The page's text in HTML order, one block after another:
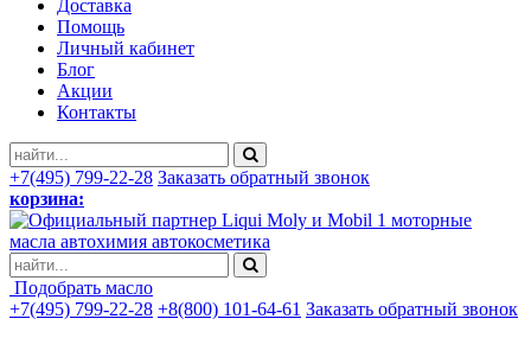
Доставка
Помощь
Личный кабинет
Блог
Акции
Контакты
+7(495) 799-22-28 Заказать обратный звонок
корзина:
моторные
масла автохимия автокосметика
Подобрать масло
+7(495) 799-22-28 +8(800) 101-64-61 Заказать обратный звонок